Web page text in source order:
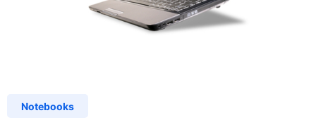
Notebooks